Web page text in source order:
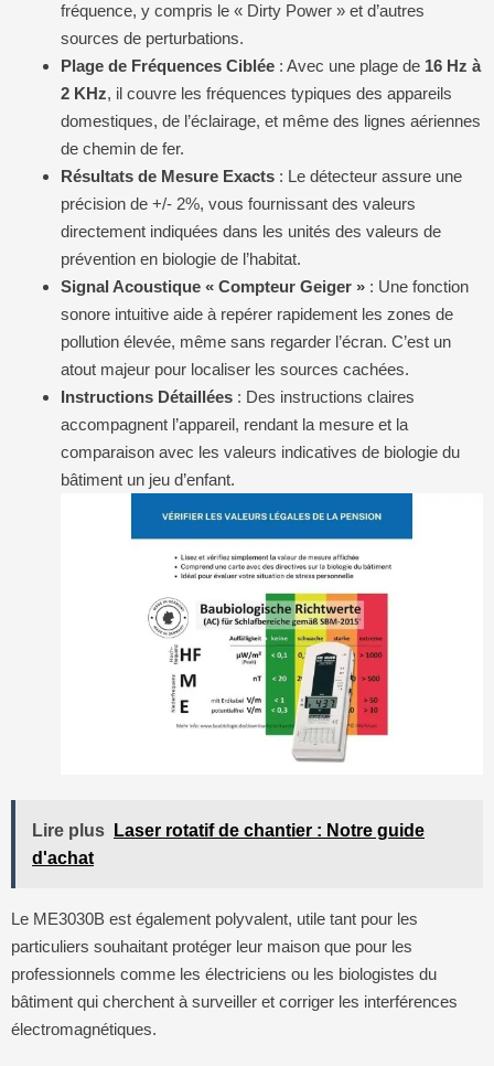
fréquence, y compris le « Dirty Power » et d’autres
sources de perturbations.
Plage de Fréquences Ciblée : Avec une plage de 16 Hz à
2 KHz, il couvre les fréquences typiques des appareils
domestiques, de l’éclairage, et même des lignes aériennes
de chemin de fer.
Résultats de Mesure Exacts : Le détecteur assure une
précision de +/- 2%, vous fournissant des valeurs
directement indiquées dans les unités des valeurs de
prévention en biologie de l’habitat.
Signal Acoustique « Compteur Geiger » : Une fonction
sonore intuitive aide à repérer rapidement les zones de
pollution élevée, même sans regarder l’écran. C’est un
atout majeur pour localiser les sources cachées.
Instructions Détaillées : Des instructions claires
accompagnent l’appareil, rendant la mesure et la
comparaison avec les valeurs indicatives de biologie du
bâtiment un jeu d’enfant.
Lire plus
Laser rotatif de chantier : Notre guide
d'achat
Le ME3030B est également polyvalent, utile tant pour les
particuliers souhaitant protéger leur maison que pour les
professionnels comme les électriciens ou les biologistes du
bâtiment qui cherchent à surveiller et corriger les interférences
électromagnétiques.